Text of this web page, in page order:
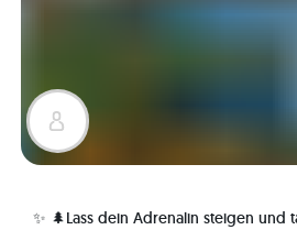
✨ 🌲Lass dein Adrenalin steigen und